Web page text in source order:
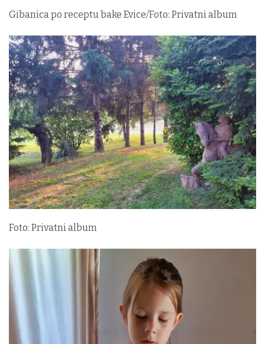
Gibanica po receptu bake Evice/Foto: Privatni album
Foto: Privatni album